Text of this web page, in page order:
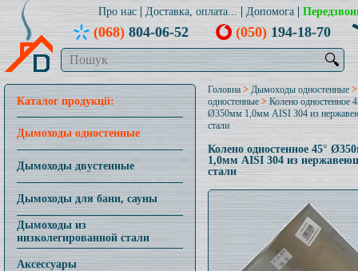
Про нас Доставка, оплата... Допомога
(068)804-06-52 (050)194-18-70
🔍
Каталог продукції:
Дымоходы одностенные
Дымоходы двустенные
Дымоходы для бани, сауны
Дымоходы из
низколегированной стали
Аксессуары
Головна > Дымоходы одностенные
одностенные >Колено одностенное
Ø350мм 1,0мм AISI 304 из
стали
Колено одностенное 45°
1,0мм AISI 304 из
стали